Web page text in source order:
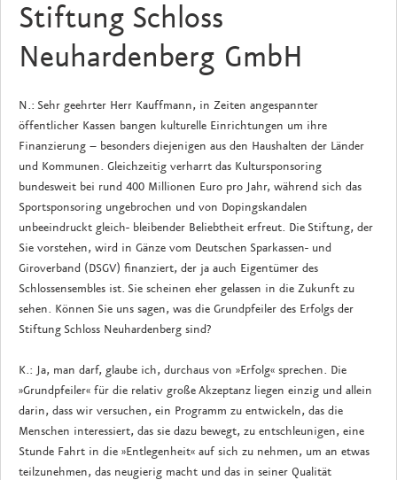
Stiftung Schloss
Neuhardenberg GmbH
N.: Sehr geehrter Herr Kauffmann, in Zeiten angespannter
öffentlicher Kassen bangen kulturelle Einrichtungen um ihre
Finanzierung – besonders diejenigen aus den Haushalten der Länder
und Kommunen. Gleichzeitig verharrt das Kultursponsoring
bundesweit bei rund 400 Millionen Euro pro Jahr, während sich das
Sportsponsoring ungebrochen und von Dopingskandalen
unbeeindruckt gleich- bleibender Beliebtheit erfreut. Die Stiftung, der
Sie vorstehen, wird in Gänze vom Deutschen Sparkassen- und
Giroverband (DSGV) finanziert, der ja auch Eigentümer des
Schlossensembles ist. Sie scheinen eher gelassen in die Zukunft zu
sehen. Können Sie uns sagen, was die Grundpfeiler des Erfolgs der
Stiftung Schloss Neuhardenberg sind?
K.: Ja, man darf, glaube ich, durchaus von »Erfolg« sprechen. Die
»Grundpfeiler« für die relativ große Akzeptanz liegen einzig und allein
darin, dass wir versuchen, ein Programm zu entwickeln, das die
Menschen interessiert, das sie dazu bewegt, zu entschleunigen, eine
Stunde Fahrt in die »Entlegenheit« auf sich zu nehmen, um an etwas
teilzunehmen, das neugierig macht und das in seiner Qualität